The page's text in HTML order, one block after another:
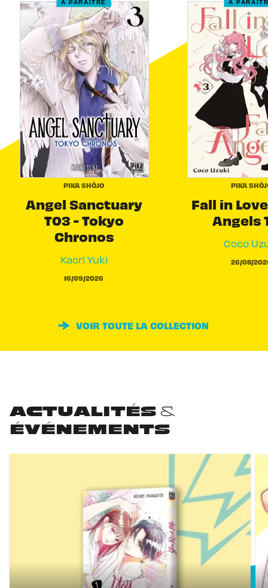
À PARAÎTRE
PIKA SHÔJO
Angel Sanctuary
T03 - Tokyo
Chronos
Kaori Yuki
16/09/2026
À
PIKA
Fall in
Angels
Coco
26/08/
VOIR TOUTE LA COLLECTION
ACTUALITÉS &
ÉVÉNEMENTS